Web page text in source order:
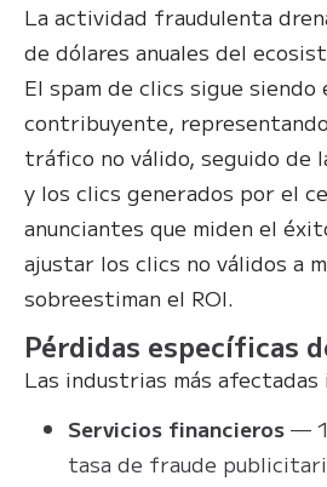
La actividad fraudulenta
de dólares anuales del
El spam de clics sigue siendo
contribuyente,
tráfico no válido, seguido de
y los clics generados por el
anunciantes que miden el
ajustar los clics no válidos a
sobreestiman el ROI.
Pérdidas específicas
Las industrias más afectadas
Servicios financieros —
tasa de fraude